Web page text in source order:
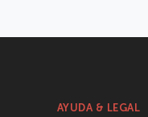
AYUDA & LEGAL